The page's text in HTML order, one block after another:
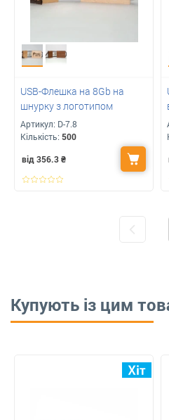
USB-Флешка на 8Gb на
шнурку з логотипом
Артикул: D-7.8
Кількість: 500
від 356.3₴
Купують із цим